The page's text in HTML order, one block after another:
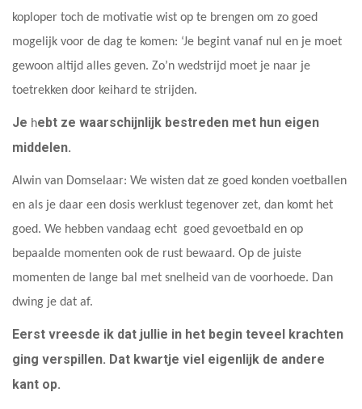
koploper toch de motivatie wist op te brengen om zo goed
mogelijk voor de dag te komen: ‘Je begint vanaf nul en je moet
gewoon altijd alles geven. Zo’n wedstrijd moet je naar je
toetrekken door keihard te strijden.
Je hebt ze waarschijnlijk bestreden met hun eigen
middelen.
Alwin van Domselaar: We wisten dat ze goed konden voetballen
en als je daar een dosis werklust tegenover zet, dan komt het
goed. We hebben vandaag echt goed gevoetbald en op
bepaalde momenten ook de rust bewaard. Op de juiste
momenten de lange bal met snelheid van de voorhoede. Dan
dwing je dat af.
Eerst vreesde ik dat jullie in het begin teveel krachten
ging verspillen. Dat kwartje viel eigenlijk de andere
kant op.